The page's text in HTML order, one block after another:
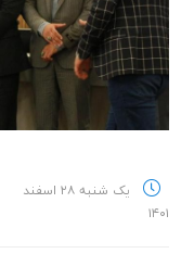
یک شنبه ۲۸ اسفند
۱۴۰۱